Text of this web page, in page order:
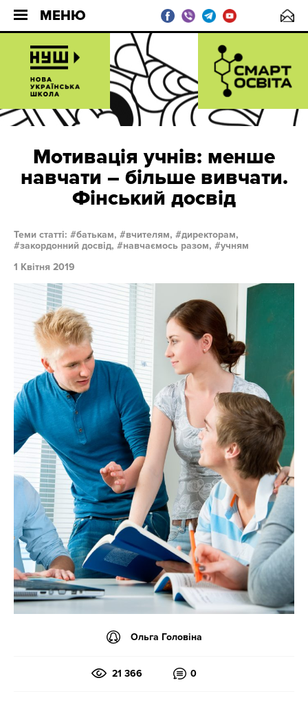
МЕНЮ
Мотивація учнів: менше
навчати – більше вивчати.
Фінський досвід
Теми статті: батькам, вчителям,
директорам,
закордонний досвід,
навчаємось разом,
учням
1 Квітня 2019
Ольга Головіна
21 366 0